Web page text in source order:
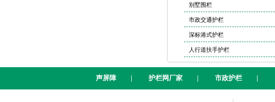
别墅围栏
市政交通护栏
深标港式护栏
人行道扶手护栏
声屏障 护栏网厂家 市政护栏